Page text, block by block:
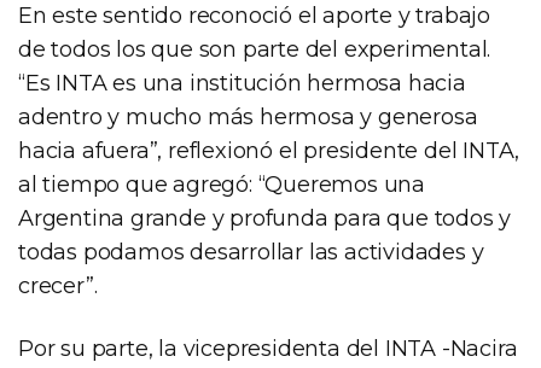
En este sentido reconoció el aporte y trabajo
de todos los que son parte del experimental.
“Es INTA es una institución hermosa hacia
adentro y mucho más hermosa y generosa
hacia afuera”, reflexionó el presidente del INTA,
al tiempo que agregó: “Queremos una
Argentina grande y profunda para que todos y
todas podamos desarrollar las actividades y
crecer”.
Por su parte, la vicepresidenta del INTA -Nacira